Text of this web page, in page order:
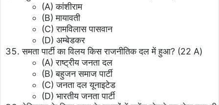
(A) कांशीराम
(B) मायावती
(C) रामविलास पासवान
(D) अम्बेडकर
समता पार्टी का विलय किस राजनीतिक दल में हुआ? (22 A)
(A) राष्ट्रीय जनता दल
(B) बहुजन समाज पार्टी
(C) जनता दल यूनाइटेड
(D) भारतीय जनता पार्टी